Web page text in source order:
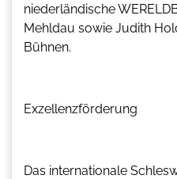
niederländische
Mehldau sowie Judith
Bühnen.
Exzellenzförderung
Das internationale